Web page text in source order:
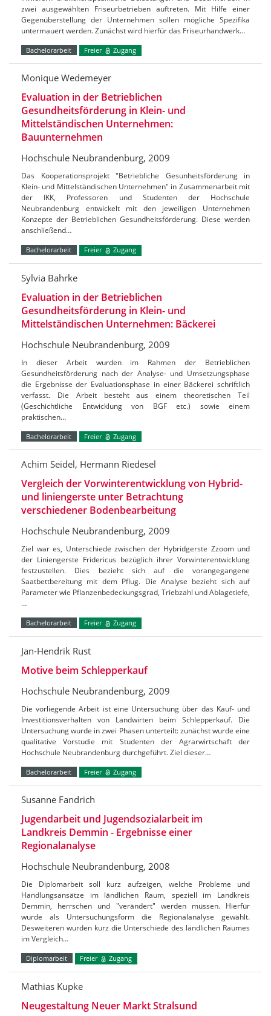
zwei ausgewählten Friseurbetrieben auftreten. Mit Hilfe einer
Gegenüberstellung der Unternehmen sollen mögliche Spezifika
untermauert werden. Zunächst wird hierfür das Friseurhandwerk…
Bachelorarbeit Freier Zugang
Monique Wedemeyer
Evaluation in der Betrieblichen
Gesundheitsförderung in Klein- und
Mittelständischen Unternehmen:
Bauunternehmen
Hochschule Neubrandenburg, 2009
Das Kooperationsprojekt "Betriebliche Gesunheitsförderung in
Klein- und Mittelständischen Unternehmen" in Zusammenarbeit mit
der IKK, Professoren und Studenten der Hochschule
Neubrandenburg entwickelt mit den jeweiligen Unternehmen
Konzepte der Betrieblichen Gesundheitsförderung. Diese werden
anschließend…
Bachelorarbeit Freier Zugang
Sylvia Bahrke
Evaluation in der Betrieblichen
Gesundheitsförderung in Klein- und
Mittelständischen Unternehmen: Bäckerei
Hochschule Neubrandenburg, 2009
In dieser Arbeit wurden im Rahmen der Betrieblichen
Gesundheitsförderung nach der Analyse- und Umsetzungsphase
die Ergebnisse der Evaluationsphase in einer Bäckerei schriftlich
verfasst. Die Arbeit besteht aus einem theoretischen Teil
(Geschichtliche Entwicklung von BGF etc.) sowie einem
praktischen…
Bachelorarbeit Freier Zugang
Achim Seidel, Hermann Riedesel
Vergleich der Vorwinterentwicklung von Hybrid-
und liniengerste unter Betrachtung
verschiedener Bodenbearbeitung
Hochschule Neubrandenburg, 2009
Ziel war es, Unterschiede zwischen der Hybridgerste Zzoom und
der Liniengerste Fridericus bezüglich ihrer Vorwinterentwicklung
festzustellen. Dies bezieht sich auf die vorangegangene
Saatbettbereitung mit dem Pflug. Die Analyse bezieht sich auf
Parameter wie Pflanzenbedeckungsgrad, Triebzahl und Ablagetiefe,
…
Bachelorarbeit Freier Zugang
Jan-Hendrik Rust
Motive beim Schlepperkauf
Hochschule Neubrandenburg, 2009
Die vorliegende Arbeit ist eine Untersuchung über das Kauf- und
Investitionsverhalten von Landwirten beim Schlepperkauf. Die
Untersuchung wurde in zwei Phasen unterteilt: zunächst wurde eine
qualitative Vorstudie mit Studenten der Agrarwirtschaft der
Hochschule Neubrandenburg durchgeführt. Ziel dieser…
Bachelorarbeit Freier Zugang
Susanne Fandrich
Jugendarbeit und Jugendsozialarbeit im
Landkreis Demmin - Ergebnisse einer
Regionalanalyse
Hochschule Neubrandenburg, 2008
Die Diplomarbeit soll kurz aufzeigen, welche Probleme und
Handlungsansätze im ländlichen Raum, speziell im Landkreis
Demmin, herrschen und "verändert" werden müssen. Hierfür
wurde als Untersuchungsform die Regionalanalyse gewählt.
Desweiteren wurden kurz die Unterschiede des ländlichen Raumes
im Vergleich…
Diplomarbeit Freier Zugang
Mathias Kupke
Neugestaltung Neuer Markt Stralsund